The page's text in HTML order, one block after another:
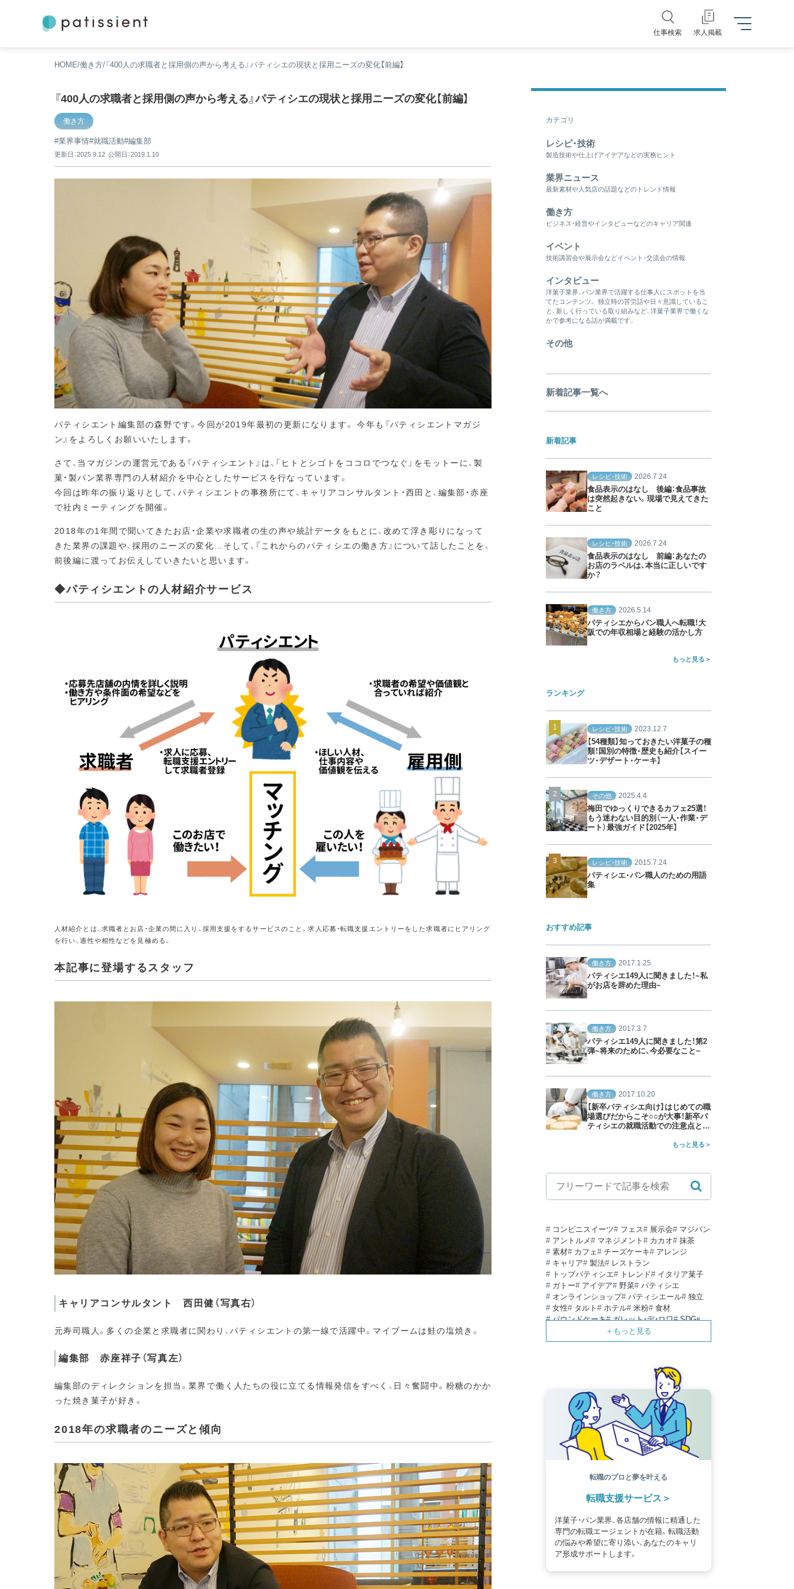
仕事検索 求人掲載
HOME 働き方 『400人の求職者と採用側の声から考える』パティシエの現状と採用ニーズの変化【前編】
『400人の求職者と採用側の声から考える』パティシエの現状と採用ニーズの変化【前編】
働き方
業界事情 就職活動 編集部
更新日：2025.9.12 公開日：2019.1.10
パティシエント編集部の森野です。今回が2019年最初の更新になります。 今年も『パティシエントマガジ
ン』をよろしくお願いいたします。
さて、当マガジンの運営元である『パティシエント』は、「ヒトとシゴトをココロでつなぐ」をモットーに、製
菓・製パン業界専門の人材紹介を中心としたサービスを行なっています。
今回は昨年の振り返りとして、パティシエントの事務所にて、キャリアコンサルタント・西田と、編集部・赤座
で社内ミーティングを開催。
2018年の1年間で聞いてきたお店・企業や求職者の生の声や統計データをもとに、改めて浮き彫りになって
きた業界の課題や、採用のニーズの変化…そして、『これからのパティシエの働き方』について話したことを、
前後編に渡ってお伝えしていきたいと思います。
◆パティシエントの人材紹介サービス
人材紹介とは、求職者とお店・企業の間に入り、採用支援をするサービスのこと。求人応募・転職支援エントリーをした求職者にヒアリング
を行い、適性や相性などを見極める。
本記事に登場するスタッフ
キャリアコンサルタント 西田健（写真右）
元寿司職人。多くの企業と求職者に関わり、パティシエントの第一線で活躍中。マイブームは鮭の塩焼き。
編集部 赤座祥子（写真左）
編集部のディレクションを担当。業界で働く人たちの役に立てる情報発信をすべく、日々奮闘中。粉糖のかか
った焼き菓子が好き。
2018年の求職者のニーズと傾向
カテゴリ
レシピ・技術
製造技術や仕上げアイデアなどの実務ヒント
業界ニュース
最新素材や人気店の話題などのトレンド情報
働き方
ビジネス・経営やインタビューなどのキャリア関連
イベント
技術講習会や展示会などイベント・交流会の情報
インタビュー
洋菓子業界、パン業界で活躍する仕事人にスポットを当
てたコンテンツ。 独立時の苦労話や日々意識しているこ
と、新しく行っている取り組みなど、洋菓子業界で働くな
かで参考になる話が満載です。
その他
新着記事一覧へ
新着記事
レシピ・技術 2026.7.24
食品表示のはなし 後編：食品事故
は突然起きない。現場で見えてきた
こと
レシピ・技術 2026.7.24
食品表示のはなし 前編：あなたの
お店のラベルは、本当に正しいです
か？
働き方 2026.5.14
パティシエからパン職人へ転職！大
阪での年収相場と経験の活かし方
もっと見る
ランキング
レシピ・技術 2023.12.7
【54種類】知っておきたい洋菓子の種
類！国別の特徴・歴史も紹介【スイー
ツ・デザート・ケーキ】
その他 2025.4.4
梅田でゆっくりできるカフェ25選！
もう迷わない目的別（一人・作業・デ
ート）最強ガイド【2025年】
レシピ・技術 2015.7.24
パティシエ・パン職人のための用語
集
おすすめ記事
働き方 2017.1.25
パティシエ149人に聞きました！~私
がお店を辞めた理由~
働き方 2017.3.7
パティシエ149人に聞きました！第2
弾~将来のために、今必要なこと~
働き方 2017.10.20
【新卒パティシエ向け】はじめての職
場選びだからこそ○○が大事！新卒パ
ティシエの就職活動での注意点と
もっと見る
コンビニスイーツ フェス 展示会
マジパン
アントルメ
マネジメント カカオ
抹茶
素材
カフェ チーズケーキ
アレンジ
キャリア
製法
レストラン
トップパティシエ
トレンド
イタリア菓子
ガトー
アイデア 野菜
パティシエ
オンラインショップ
パティシエール
独立
女性
タルト ホテル 米粉
食材
パウンドケーキ
ガレット・デ・ロワ
SDGs
モンブラン
書籍紹介
基礎知識
海外 イースター
フルーツ
コンテスト
販売促進
就職活動
スイーツ
IT 業界事情
講習会
潜入レポート
クリスマス
新人パティシエ
インタビュー
アンケート
働き方
フリーランス
専門店 コロナ対策
デザイン
ウェデイングケーキ
バレンタイン
ショコラティエ
アジア
ベーカリー
ワークライフバランス
生菓子
オーブン担当
チョコレート
身体のケア
転職のプロと夢を叶える
転職支援サービス
洋菓子・パン業界、各店舗の情報に精通した
専門の転職エージェントが在籍。転職活動
の悩みや希望に寄り添い、あなたのキャリ
ア形成サポートします。